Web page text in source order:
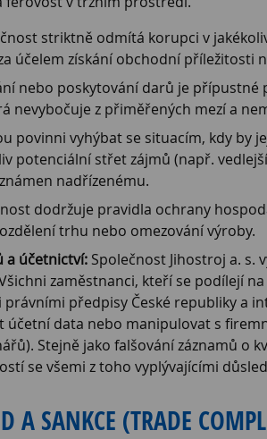
striktně odmítá korupci v
účelem získání obchodní příležitosti
nebo poskytování darů je přípustné
nevybočuje z přiměřených mezí a
povinni vyhýbat se situacím, kdy by
potenciální střet zájmů (např.
nadřízenému.
dodržuje pravidla ochrany
trhu nebo omezování výroby.
a účetnictví:Společnost Jihostroj a. s.
zaměstnanci, kteří se podílejí
právními předpisy České republiky a
účetní data nebo manipulovat s
Stejně jako falšování záznamů o
se všemi z toho vyplývajícími
A SANKCE (TRADE